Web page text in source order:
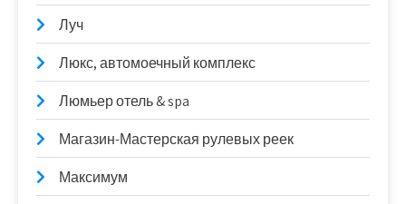
Луч
Люкс, автомоечный комплекс
Люмьер отель & spa
Магазин-Мастерская рулевых реек
Максимум